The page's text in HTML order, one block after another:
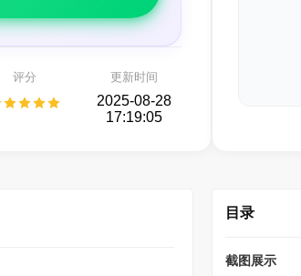
评分 更新时间
2025-08-28
17:19:05
DClaw
目录
截图展示